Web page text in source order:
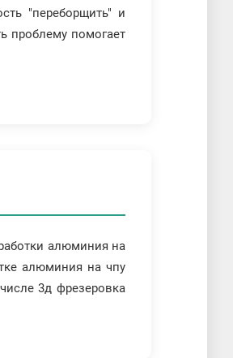
"переборщить" и
проблему помогает
алюминия на
алюминия на чпу
3д фрезеровка